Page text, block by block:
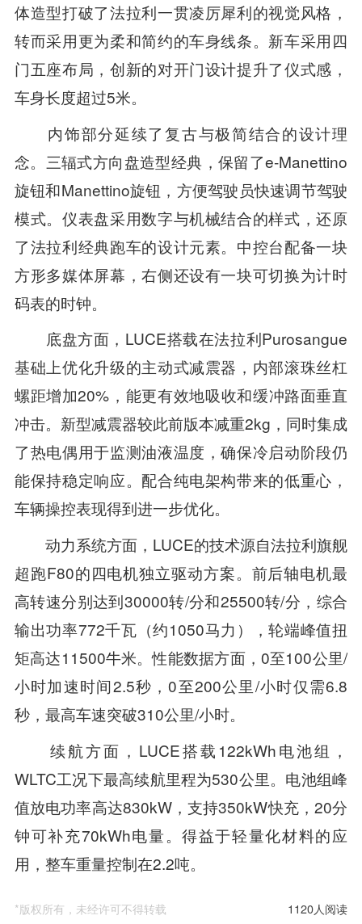
体造型打破了法拉利一贯凌厉犀利的视觉风格，
转而采用更为柔和简约的车身线条。新车采用四
门五座布局，创新的对开门设计提升了仪式感，
车身长度超过5米。
内饰部分延续了复古与极简结合的设计理
念。三辐式方向盘造型经典，保留了e-Manettino
旋钮和Manettino旋钮，方便驾驶员快速调节驾驶
模式。仪表盘采用数字与机械结合的样式，还原
了法拉利经典跑车的设计元素。中控台配备一块
方形多媒体屏幕，右侧还设有一块可切换为计时
码表的时钟。
底盘方面，LUCE搭载在法拉利Purosangue
基础上优化升级的主动式减震器，内部滚珠丝杠
螺距增加20%，能更有效地吸收和缓冲路面垂直
冲击。新型减震器较此前版本减重2kg，同时集成
了热电偶用于监测油液温度，确保冷启动阶段仍
能保持稳定响应。配合纯电架构带来的低重心，
车辆操控表现得到进一步优化。
动力系统方面，LUCE的技术源自法拉利旗舰
超跑F80的四电机独立驱动方案。前后轴电机最
高转速分别达到30000转/分和25500转/分，综合
输出功率772千瓦（约1050马力），轮端峰值扭
矩高达11500牛米。性能数据方面，0至100公里/
小时加速时间2.5秒，0至200公里/小时仅需6.8
秒，最高车速突破310公里/小时。
续航方面，LUCE搭载122kWh电池组，
WLTC工况下最高续航里程为530公里。电池组峰
值放电功率高达830kW，支持350kW快充，20分
钟可补充70kWh电量。得益于轻量化材料的应
用，整车重量控制在2.2吨。
*版权所有，未经许可不得转载 1120人阅读